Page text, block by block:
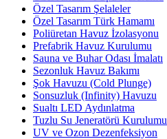
Özel Tasarım Şelaleler
Özel Tasarım Türk Hamamı
Poliüretan Havuz İzolasyonu
Prefabrik Havuz Kurulumu
Sauna ve Buhar Odası İmalatı
Sezonluk Havuz Bakımı
Şok Havuzu (Cold Plunge)
Sonsuzluk (Infinity) Havuzu
Sualtı LED Aydınlatma
Tuzlu Su Jeneratörü Kurulumu
UV ve Ozon Dezenfeksiyon